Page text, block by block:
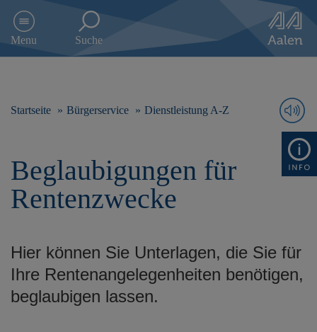
e
Menu Suche
Startseite Bürgerservice Dienstleistung A-Z
Beglaubigungen für
Rentenzwecke
Hier können Sie Unterlagen, die Sie für
Ihre Rentenangelegenheiten benötigen,
beglaubigen lassen.